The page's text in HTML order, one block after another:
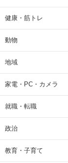
健康・筋トレ
動物
地域
家電・PC・カメラ
就職・転職
政治
教育・子育て